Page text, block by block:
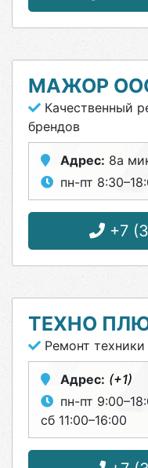
МАЖОР
Качественный
брендов
Адрес: 8а
пн-пт
+7
ТЕХНО
Ремонт
Адрес: (+1)
пн-пт
сб 11:00–16:00